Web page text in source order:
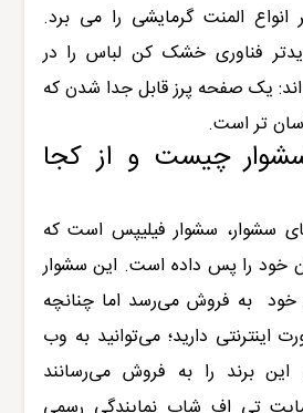
انواع المنت گرمایشی را می برد.
فناوری خشک کن لباس را در
یک صفحه پرز قابل جدا شدن که
تر است.
چیست و از کجا
سشوار، سشوار فیلیپس است که
خود را پس داده است. این سشوار
در اکثر نمایندگی‌های خود به فروش می‌‎رسد اما چنانچه
دارید؛ می‌توانید به وب
برند را به فروش می‌رسانند